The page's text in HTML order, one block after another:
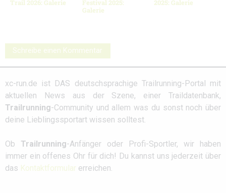
Trail 2026: Galerie
Festival 2025:
Galerie
2025: Galerie
Schreibe einen Kommentar
xc-run.de ist DAS deutschsprachige Trailrunning-Portal mit
aktuellen News aus der Szene, einer Traildatenbank,
Trailrunning-Community und allem was du sonst noch über
deine Lieblingssportart wissen solltest.
Ob Trailrunning-Anfänger oder Profi-Sportler, wir haben
immer ein offenes Ohr für dich! Du kannst uns jederzeit über
das Kontaktformular erreichen.